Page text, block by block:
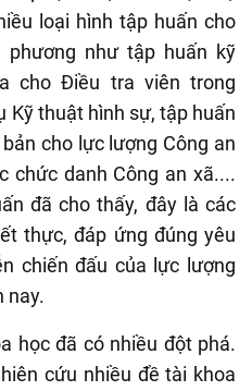
loại hình tập huấn cho
phương như tập huấn kỹ
cho Điều tra viên trong
Kỹ thuật hình sự, tập huấn
cho lực lượng Công an
chức danh Công an xã....
đã cho thấy, đây là các
thực, đáp ứng đúng yêu
chiến đấu của lực lượng
nay.
học đã có nhiều đột phá.
cứu nhiều đề tài khoa